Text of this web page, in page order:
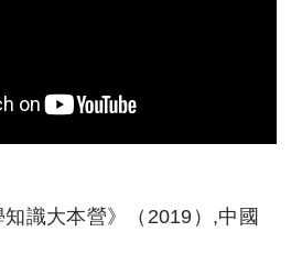
識大本營》（2019）,中國